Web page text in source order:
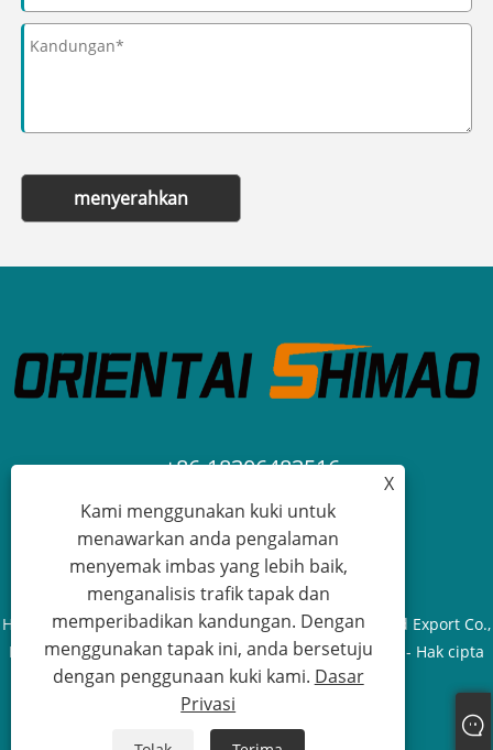
menyerahkan
+86-18306483516
jack@qdshimaogroup.com
Hak Cipta © 2023 Qingdao Oriental Shimao Import and Export Co.,
Ltd. - Trak makanan, treler makanan, kereta makanan - Hak cipta
terpelihara.
Sitemap RSS
X
Kami menggunakan kuki untuk
menawarkan anda pengalaman
menyemak imbas yang lebih baik,
menganalisis trafik tapak dan
memperibadikan kandungan. Dengan
menggunakan tapak ini, anda bersetuju
dengan penggunaan kuki kami. Dasar
Privasi